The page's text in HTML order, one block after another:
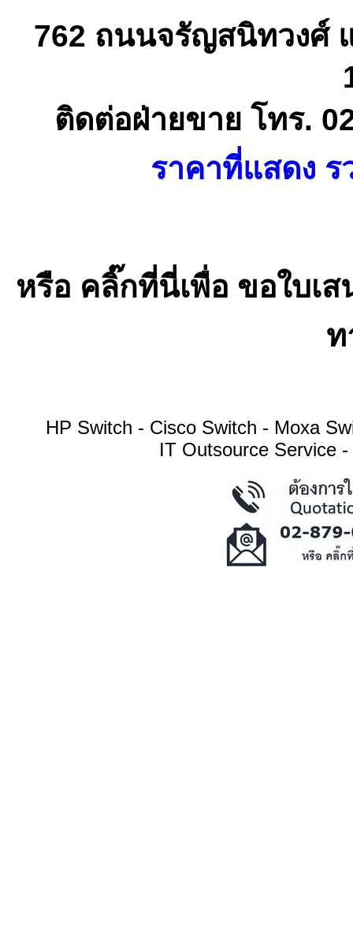
762 ถนนจรัญสนิทวงศ์
ติดต่อฝ่ายขาย โทร.
ราคาที่แสดง
หรือ คลิ๊กที่นี่เพื่อ ขอใบเ
ท
HP Switch - Cisco Switch - Moxa
IT Outsource Service